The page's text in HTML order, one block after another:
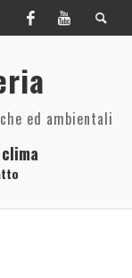
ed ambientali